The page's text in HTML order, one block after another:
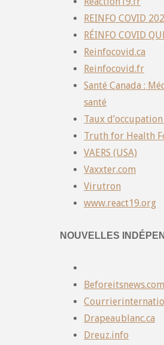
REINFO COVID
RÉINFO COVID
Reinfocovid.ca
Reinfocovid.fr
Santé Canada :
santé
Taux
Truth for Health
VAERS (USA)
Vaxxter.com
Virutron
www.react19.org
NOUVELLES
Beforeitsnews.com
Drapeaublanc.ca
Dreuz.info